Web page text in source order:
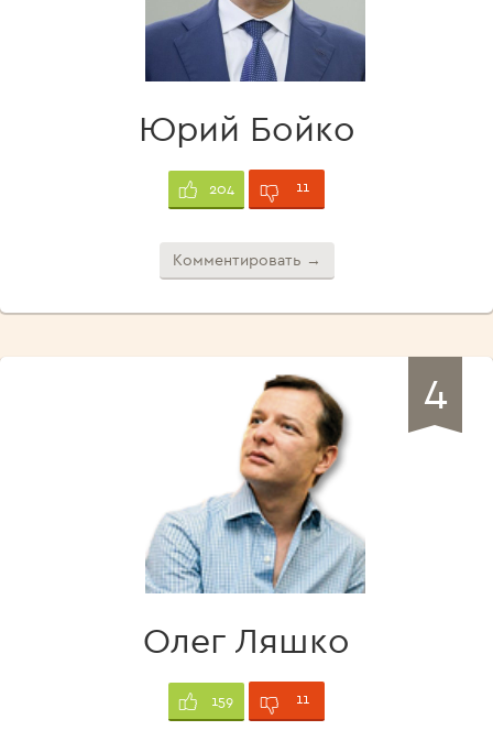
Юрий Бойко
204 11
Комментировать →
4
Олег Ляшко
159 11